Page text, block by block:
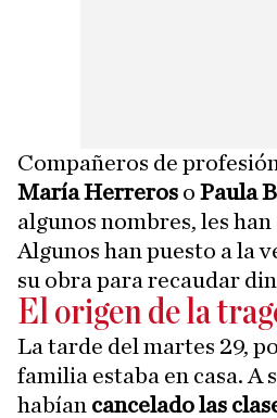
Compañeros de
María Herreros o Paula
algunos nombres, les
Algunos han puesto a la
su obra para recaudar
El origen de la
La tarde del martes 29,
familia estaba en casa. A
habían cancelado las